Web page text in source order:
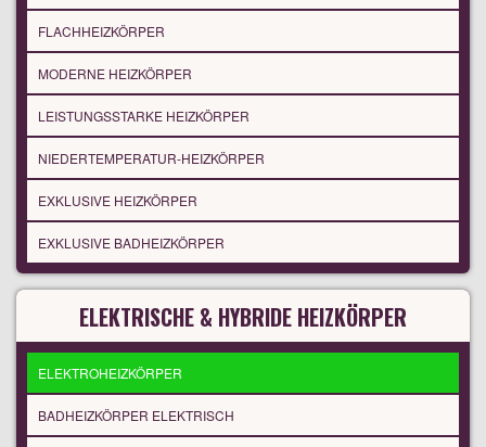
FLACHHEIZKÖRPER
MODERNE HEIZKÖRPER
LEISTUNGSSTARKE HEIZKÖRPER
NIEDERTEMPERATUR-HEIZKÖRPER
EXKLUSIVE HEIZKÖRPER
EXKLUSIVE BADHEIZKÖRPER
ELEKTRISCHE & HYBRIDE HEIZKÖRPER
ELEKTROHEIZKÖRPER
BADHEIZKÖRPER ELEKTRISCH